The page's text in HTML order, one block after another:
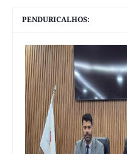
PENDURICALHOS: